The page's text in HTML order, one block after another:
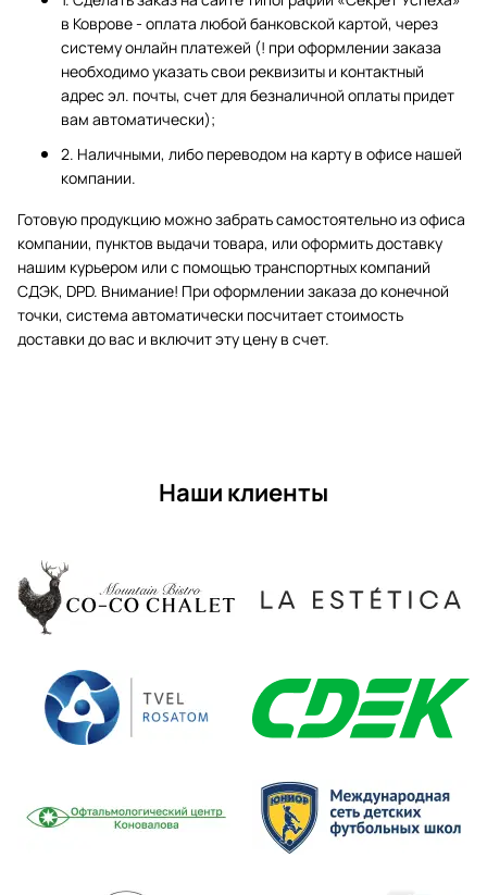
в Коврове - оплата любой банковской картой, через
систему онлайн платежей (! при оформлении заказа
необходимо указать свои реквизиты и контактный
адрес эл. почты, счет для безналичной оплаты придет
вам автоматически);
2. Наличными, либо переводом на карту в офисе нашей
компании.
Готовую продукцию можно забрать самостоятельно из офиса
компании, пунктов выдачи товара, или оформить доставку
нашим курьером или с помощью транспортных компаний
СДЭК, DPD. Внимание! При оформлении заказа до конечной
точки, система автоматически посчитает стоимость
доставки до вас и включит эту цену в счет.
Наши клиенты